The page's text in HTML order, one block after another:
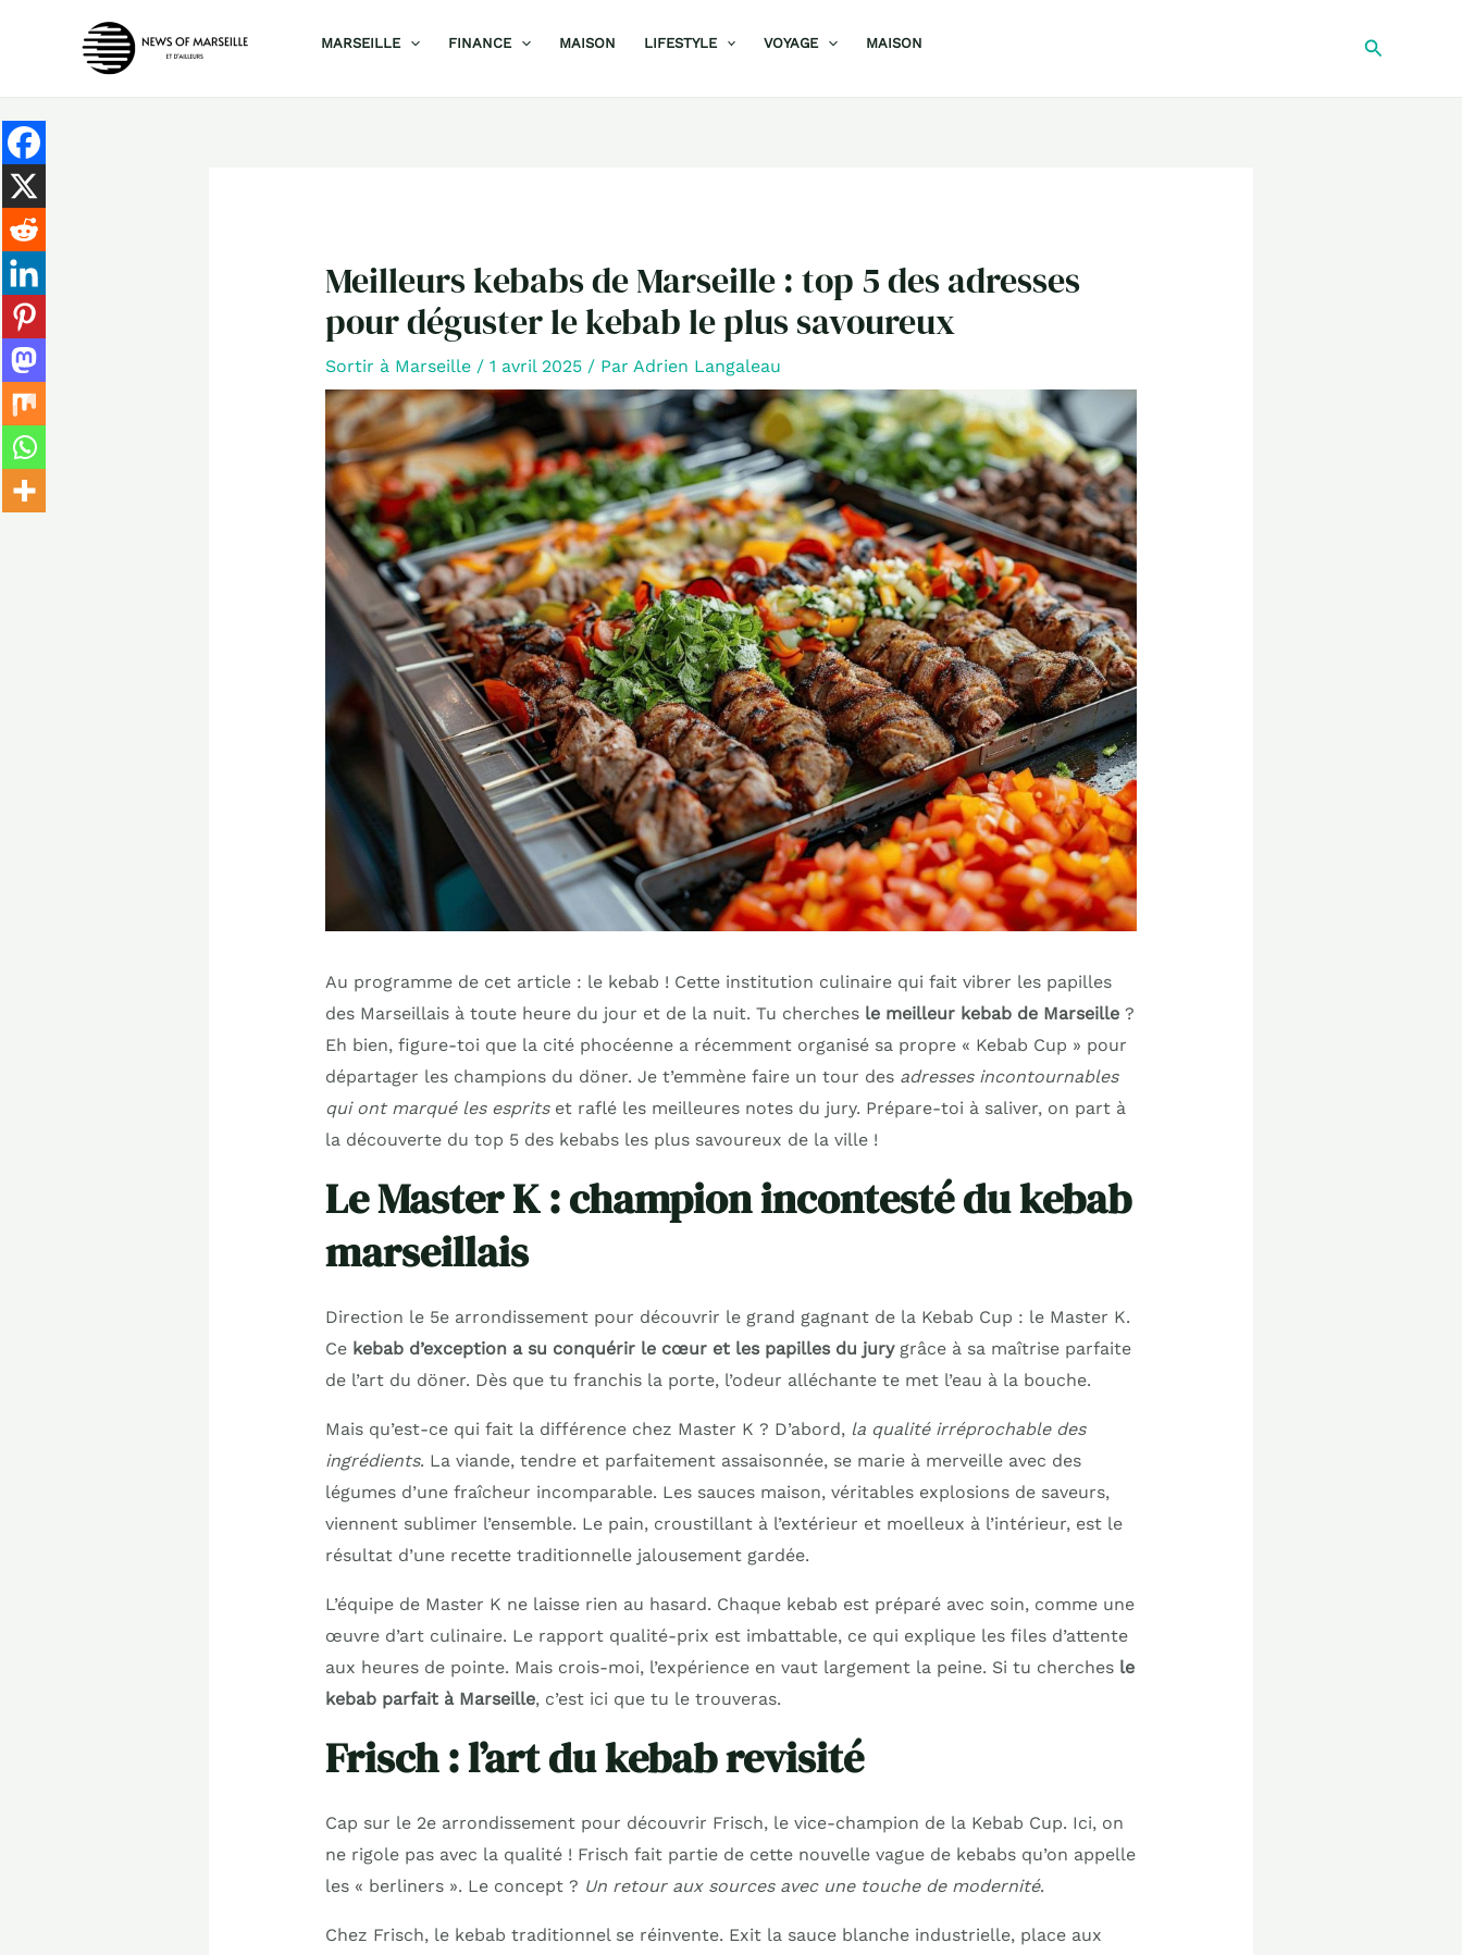
MARSEILLE FINANCE MAISON LIFESTYLE VOYAGE MAISON
Meilleurs kebabs de Marseille : top 5 des adresses
pour déguster le kebab le plus savoureux
Sortir à Marseille/ 1 avril 2025 / Par Adrien Langaleau
Au programme de cet article : le kebab ! Cette institution culinaire qui fait vibrer les papilles
des Marseillais à toute heure du jour et de la nuit. Tu cherches le meilleur kebab de Marseille?
Eh bien, figure-toi que la cité phocéenne a récemment organisé sa propre « Kebab Cup » pour
départager les champions du döner. Je t’emmène faire un tour des adresses incontournables
qui ont marqué les espritset raflé les meilleures notes du jury. Prépare-toi à saliver, on part à
la découverte du top 5 des kebabs les plus savoureux de la ville !
Le Master K : champion incontesté du kebab
marseillais
Direction le 5e arrondissement pour découvrir le grand gagnant de la Kebab Cup : le Master K.
Ce kebab d’exception a su conquérir le cœur et les papilles du jurygrâce à sa maîtrise parfaite
de l’art du döner. Dès que tu franchis la porte, l’odeur alléchante te met l’eau à la bouche.
Mais qu’est-ce qui fait la différence chez Master K ? D’abord, la qualité irréprochable des
ingrédients. La viande, tendre et parfaitement assaisonnée, se marie à merveille avec des
légumes d’une fraîcheur incomparable. Les sauces maison, véritables explosions de saveurs,
viennent sublimer l’ensemble. Le pain, croustillant à l’extérieur et moelleux à l’intérieur, est le
résultat d’une recette traditionnelle jalousement gardée.
L’équipe de Master K ne laisse rien au hasard. Chaque kebab est préparé avec soin, comme une
œuvre d’art culinaire. Le rapport qualité-prix est imbattable, ce qui explique les files d’attente
aux heures de pointe. Mais crois-moi, l’expérience en vaut largement la peine. Si tu cherches le
kebab parfait à Marseille, c’est ici que tu le trouveras.
Frisch : l’art du kebab revisité
Cap sur le 2e arrondissement pour découvrir Frisch, le vice-champion de la Kebab Cup. Ici, on
ne rigole pas avec la qualité ! Frisch fait partie de cette nouvelle vague de kebabs qu’on appelle
les « berliners ». Le concept ? Un retour aux sources avec une touche de modernité.
Chez Frisch, le kebab traditionnel se réinvente. Exit la sauce blanche industrielle, place aux